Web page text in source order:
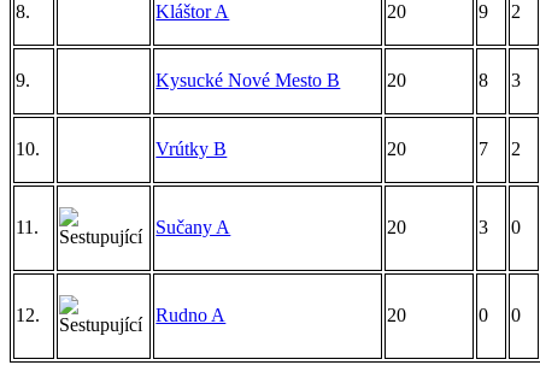
8. Kláštor A 20 9 2
9. Kysucké Nové Mesto B 20 8 3
10. Vrútky B 20 7 2
11. Sučany A 20 3 0
12. Rudno A 20 0 0